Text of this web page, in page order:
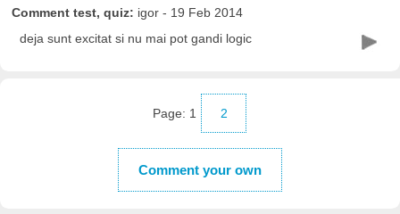
Comment test, quiz: igor - 19 Feb 2014
deja sunt excitat si nu mai pot gandi logic
Page: 1 2
Comment your own